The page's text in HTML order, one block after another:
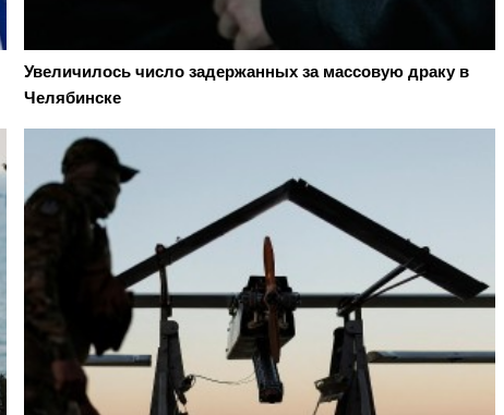
Увеличилось число задержанных за массовую драку в
Челябинске